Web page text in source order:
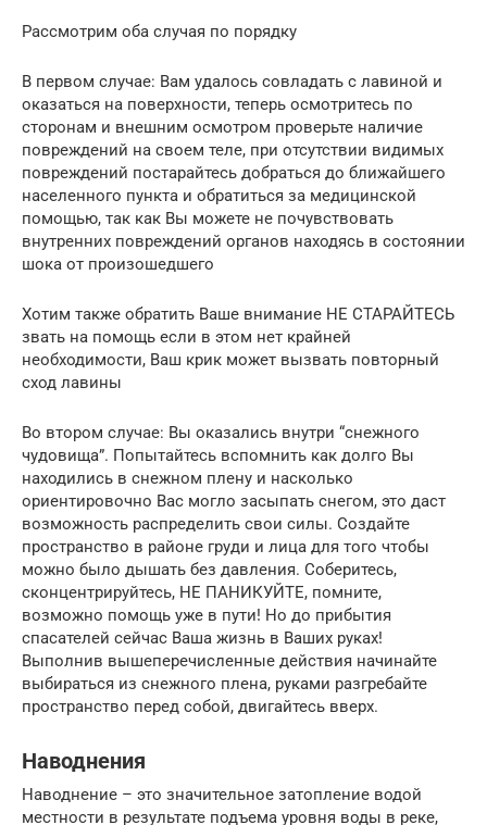
Рассмотрим оба случая по порядку
В первом случае: Вам удалось совладать с лавиной и
оказаться на поверхности, теперь осмотритесь по
сторонам и внешним осмотром проверьте наличие
повреждений на своем теле, при отсутствии видимых
повреждений постарайтесь добраться до ближайшего
населенного пункта и обратиться за медицинской
помощью, так как Вы можете не почувствовать
внутренних повреждений органов находясь в состоянии
шока от произошедшего
Хотим также обратить Ваше внимание НЕ СТАРАЙТЕСЬ
звать на помощь если в этом нет крайней
необходимости, Ваш крик может вызвать повторный
сход лавины
Во втором случае: Вы оказались внутри “снежного
чудовища”. Попытайтесь вспомнить как долго Вы
находились в снежном плену и насколько
ориентировочно Вас могло засыпать снегом, это даст
возможность распределить свои силы. Создайте
пространство в районе груди и лица для того чтобы
можно было дышать без давления. Соберитесь,
сконцентрируйтесь, НЕ ПАНИКУЙТЕ, помните,
возможно помощь уже в пути! Но до прибытия
спасателей сейчас Ваша жизнь в Ваших руках!
Выполнив вышеперечисленные действия начинайте
выбираться из снежного плена, руками разгребайте
пространство перед собой, двигайтесь вверх.
Наводнения
Наводнение – это значительное затопление водой
местности в результате подъема уровня воды в реке,